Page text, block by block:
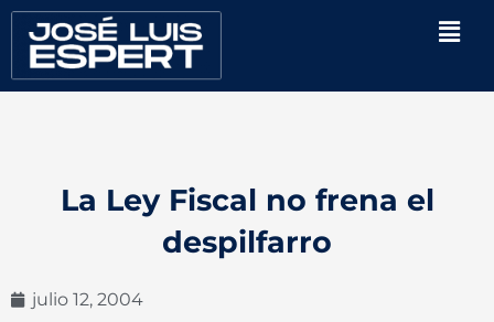
contenido
La Ley Fiscal no frena el
despilfarro
julio 12, 2004